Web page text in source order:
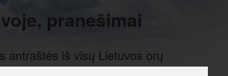
pranešimai
antraštės iš visų Lietuvos orų